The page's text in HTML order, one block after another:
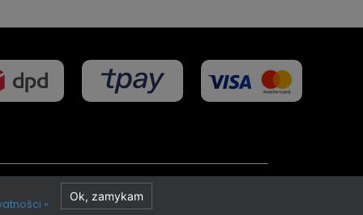
Projekt i realizacja
»
Ok, zamykam